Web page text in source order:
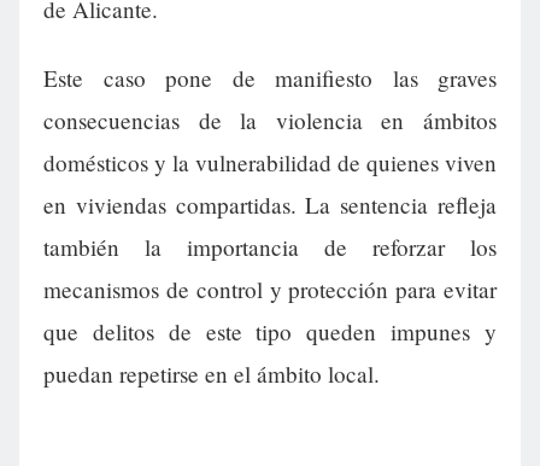
de Alicante.
Este caso pone de manifiesto las graves
consecuencias de la violencia en ámbitos
domésticos y la vulnerabilidad de quienes viven
en viviendas compartidas. La sentencia refleja
también la importancia de reforzar los
mecanismos de control y protección para evitar
que delitos de este tipo queden impunes y
puedan repetirse en el ámbito local.